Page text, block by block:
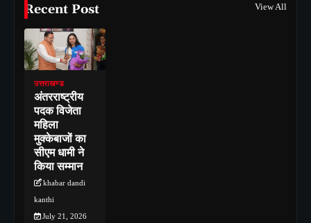
Recent Post View All
उत्तराखण्ड
अंतरराष्ट्रीय
पदक विजेता
महिला
मुक्केबाजों का
सीएम धामी ने
किया सम्मान
khabar dandi
kanthi
July 21, 2026